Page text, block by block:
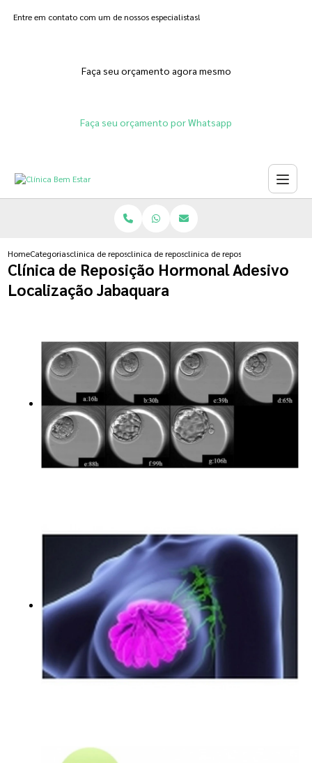
Entre em contato com um de nossos especialistas!
Faça seu orçamento agora mesmo
Faça seu orçamento por Whatsapp
HomeCategoriasclinica de reposicao hormonalclinica de reposicao hormonal progesterona
clinica de reposicao hormonal
Clínica de Reposição Hormonal Adesivo
Localização Jabaquara